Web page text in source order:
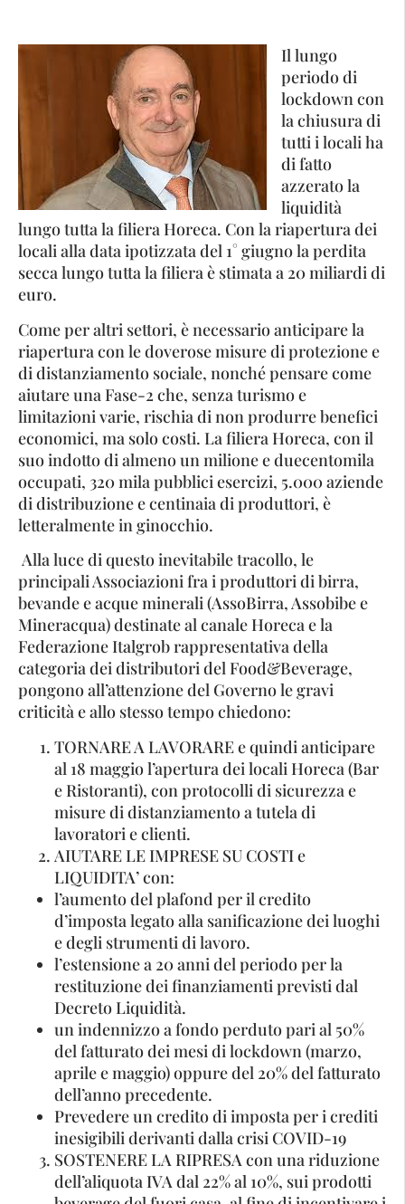
Il lungo
periodo di
lockdown con
la chiusura di
tutti i locali ha
di fatto
azzerato la
liquidità
lungo tutta la filiera Horeca. Con la riapertura dei
locali alla data ipotizzata del 1° giugno la perdita
secca lungo tutta la filiera è stimata a 20 miliardi di
euro.
Come per altri settori, è necessario anticipare la
riapertura con le doverose misure di protezione e
di distanziamento sociale, nonché pensare come
aiutare una Fase-2 che, senza turismo e
limitazioni varie, rischia di non produrre benefici
economici, ma solo costi. La filiera Horeca, con il
suo indotto di almeno un milione e duecentomila
occupati, 320 mila pubblici esercizi, 5.000 aziende
di distribuzione e centinaia di produttori, è
letteralmente in ginocchio.
Alla luce di questo inevitabile tracollo, le
principali Associazioni fra i produttori di birra,
bevande e acque minerali (AssoBirra, Assobibe e
Mineracqua) destinate al canale Horeca e la
Federazione Italgrob rappresentativa della
categoria dei distributori del Food&Beverage,
pongono all’attenzione del Governo le gravi
criticità e allo stesso tempo chiedono:
TORNARE A LAVORARE e quindi anticipare
al 18 maggio l’apertura dei locali Horeca (Bar
e Ristoranti), con protocolli di sicurezza e
misure di distanziamento a tutela di
lavoratori e clienti.
AIUTARE LE IMPRESE SU COSTI e
LIQUIDITA’ con:
l’aumento del plafond per il credito
d’imposta legato alla sanificazione dei luoghi
e degli strumenti di lavoro.
l’estensione a 20 anni del periodo per la
restituzione dei finanziamenti previsti dal
Decreto Liquidità.
un indennizzo a fondo perduto pari al 50%
del fatturato dei mesi di lockdown (marzo,
aprile e maggio) oppure del 20% del fatturato
dell’anno precedente.
Prevedere un credito di imposta per i crediti
inesigibili derivanti dalla crisi COVID-19
SOSTENERE LA RIPRESA con una riduzione
dell’aliquota IVA dal 22% al 10%, sui prodotti